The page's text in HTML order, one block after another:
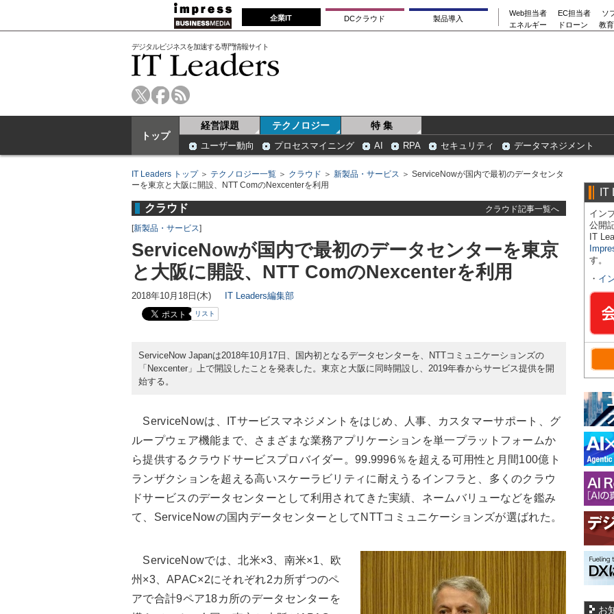
企業IT DCクラウド 製品導入
Web担当者 EC担当者
ソ
エネルギー
ドローン 教
デジタルビジネスを加速する専門情報サイト
トップ
経営課題 テクノロジー 特 集
ユーザー動向 プロセスマイニング AI RPA セキュリティ データマネジメント
IT Leaders トップ＞ テクノロジー一覧 ＞ クラウド ＞ 新製品・サービス ＞ ServiceNowが国内で最初のデータセンタ
ーを東京と大阪に開設、NTT ComのNexcenterを利用
クラウド
クラウド記事一覧へ
[新製品・サービス]
ServiceNowが国内で最初のデータセンターを東京
と大阪に開設、NTT ComのNexcenterを利用
2018年10月18日(木) IT Leaders編集部
リスト
ServiceNow Japanは2018年10月17日、国内初となるデータセンターを、NTTコミュニケーションズの
「Nexcenter」上で開設したことを発表した。東京と大阪に同時開設し、2019年春からサービス提供を開
始する。
ServiceNowは、ITサービスマネジメントをはじめ、人事、カスタマーサポート、グ
ループウェア機能まで、さまざまな業務アプリケーションを単一プラットフォームか
ら提供するクラウドサービスプロバイダー。99.9996％を超える可用性と月間100億ト
ランザクションを超える高いスケーラビリティに耐えうるインフラと、多くのクラウ
ドサービスのデータセンターとして利用されてきた実績、ネームバリューなどを鑑み
て、ServiceNowの国内データセンターとしてNTTコミュニケーションズが選ばれた。
ServiceNowでは、北米×3、南米×1、欧
州×3、APAC×2にそれぞれ2カ所ずつのペ
アで合計9ペア18カ所のデータセンターを
IT
イン
公開
IT
す。
・ イ
お